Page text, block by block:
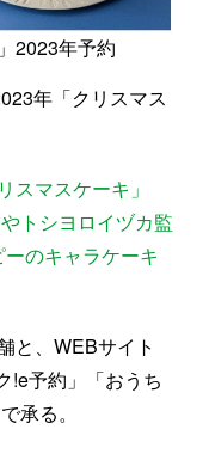
2023年予約
年「クリスマス
スマスケーキ」
トシヨロイヅカ監
のキャラケーキ
と、WEBサイト
!e予約」「おうち
承る。